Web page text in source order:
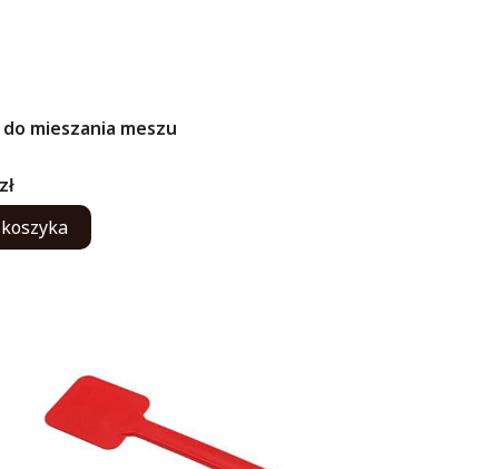
mieszania meszu